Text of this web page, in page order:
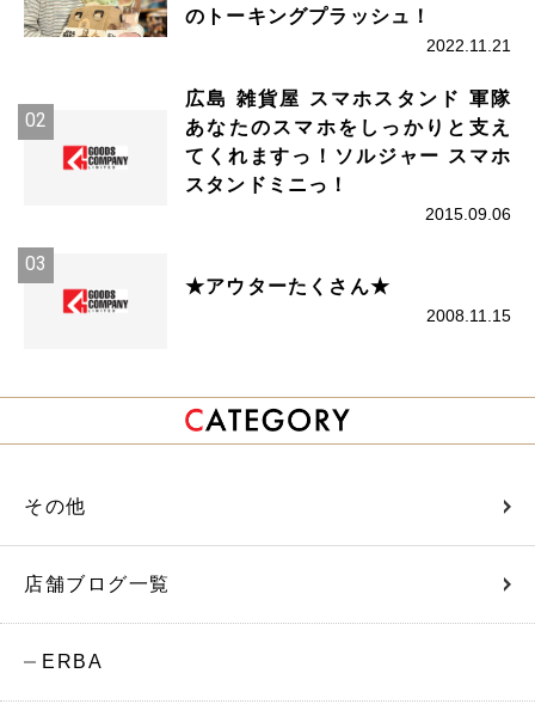
のトーキングプラッシュ！
2022.11.21
広島 雑貨屋 スマホスタンド 軍隊
あなたのスマホをしっかりと支え
てくれますっ！ソルジャー スマホ
スタンドミニっ！
2015.09.06
★アウターたくさん★
2008.11.15
その他
店舗ブログ一覧
ERBA